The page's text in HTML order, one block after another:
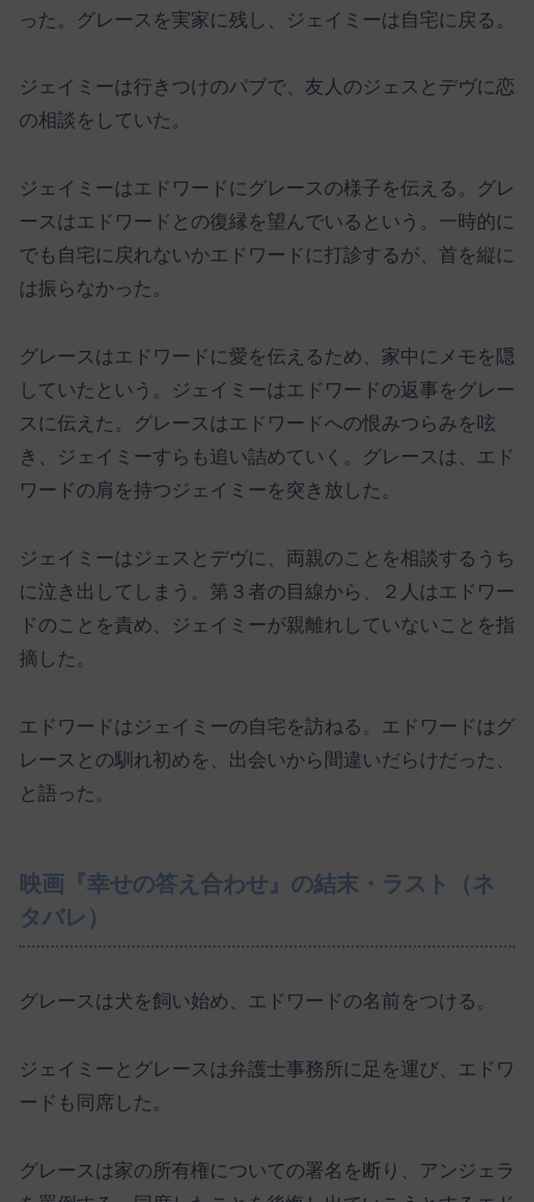
った。グレースを実家に残し、ジェイミーは自宅に戻る。
ジェイミーは行きつけのパブで、友人のジェスとデヴに恋
の相談をしていた。
ジェイミーはエドワードにグレースの様子を伝える。グレ
ースはエドワードとの復縁を望んでいるという。一時的に
でも自宅に戻れないかエドワードに打診するが、首を縦に
は振らなかった。
グレースはエドワードに愛を伝えるため、家中にメモを隠
していたという。ジェイミーはエドワードの返事をグレー
スに伝えた。グレースはエドワードへの恨みつらみを呟
き、ジェイミーすらも追い詰めていく。グレースは、エド
ワードの肩を持つジェイミーを突き放した。
ジェイミーはジェスとデヴに、両親のことを相談するうち
に泣き出してしまう。第３者の目線から、２人はエドワー
ドのことを責め、ジェイミーが親離れしていないことを指
摘した。
エドワードはジェイミーの自宅を訪ねる。エドワードはグ
レースとの馴れ初めを、出会いから間違いだらけだった、
と語った。
映画『幸せの答え合わせ』の結末・ラスト（ネ
タバレ）
グレースは犬を飼い始め、エドワードの名前をつける。
ジェイミーとグレースは弁護士事務所に足を運び、エドワ
ードも同席した。
グレースは家の所有権についての署名を断り、アンジェラ